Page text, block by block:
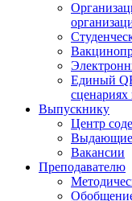
Единый
сценариях
Выпускнику
Центр
Вакансии
Преподавателю